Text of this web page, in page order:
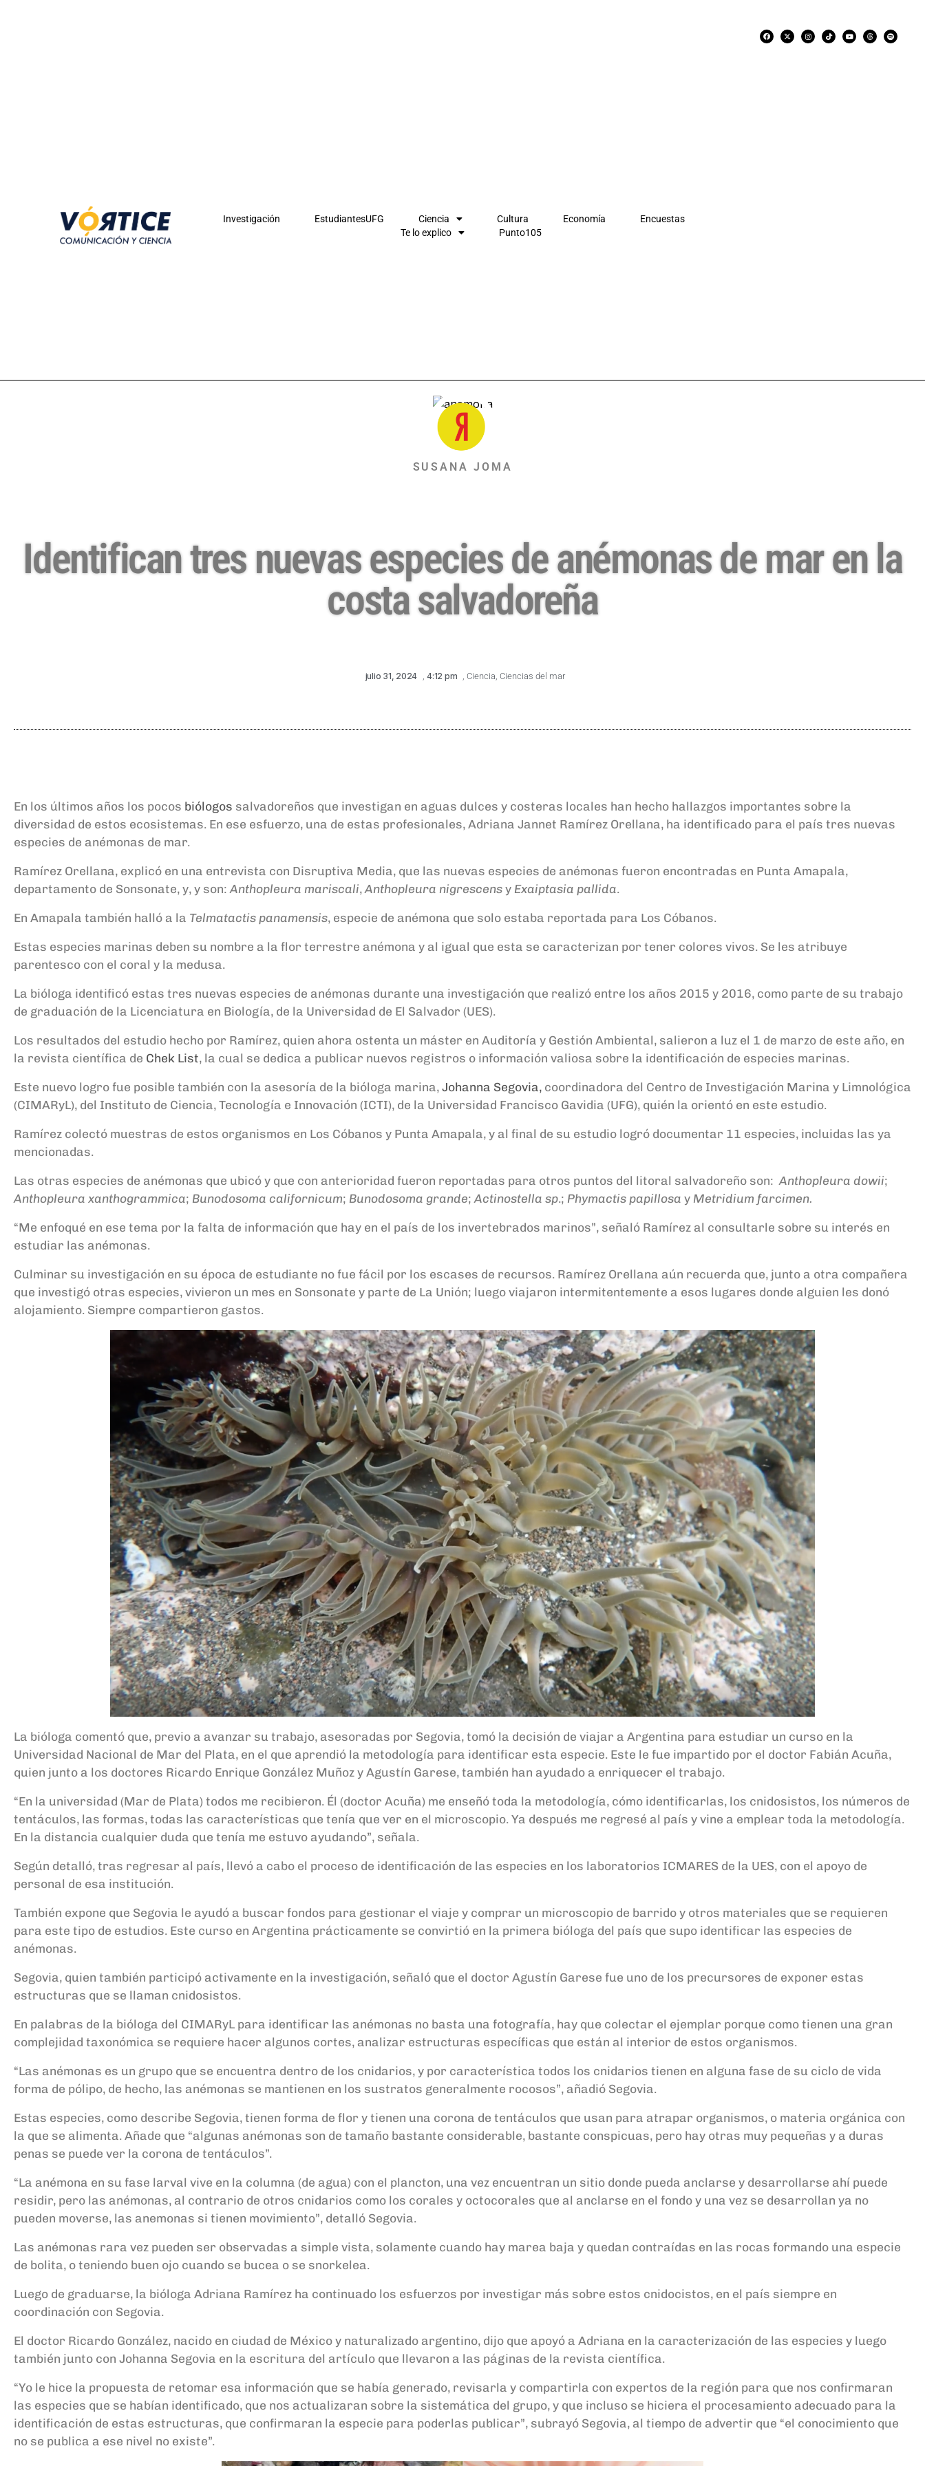
Investigación EstudiantesUFG Ciencia Cultura Economía
Encuestas
Te lo explico
Punto105
SUSANA JOMA
Identifican tres nuevas especies de anémonas de mar en la
costa salvadoreña
julio 31, 2024 4:12 pm Ciencia ,Ciencias del mar
En los últimos años los pocos biólogos salvadoreños que investigan en aguas dulces y costeras locales han hecho hallazgos importantes sobre la
diversidad de estos ecosistemas. En ese esfuerzo, una de estas profesionales, Adriana Jannet Ramírez Orellana, ha identificado para el país tres nuevas
especies de anémonas de mar.
Ramírez Orellana, explicó en una entrevista con Disruptiva Media, que las nuevas especies de anémonas fueron encontradas en Punta Amapala,
departamento de Sonsonate, y, y son: Anthopleura mariscali,Anthopleura nigrescensy Exaiptasia pallida.
En Amapala también halló a la Telmatactis panamensis, especie de anémona que solo estaba reportada para Los Cóbanos.
Estas especies marinas deben su nombre a la flor terrestre anémona y al igual que esta se caracterizan por tener colores vivos. Se les atribuye
parentesco con el coral y la medusa.
La bióloga identificó estas tres nuevas especies de anémonas durante una investigación que realizó entre los años 2015 y 2016, como parte de su trabajo
de graduación de la Licenciatura en Biología, de la Universidad de El Salvador (UES).
Los resultados del estudio hecho por Ramírez, quien ahora ostenta un máster en Auditoría y Gestión Ambiental, salieron a luz el 1 de marzo de este año, en
la revista científica de Chek List, la cual se dedica a publicar nuevos registros o información valiosa sobre la identificación de especies marinas.
Este nuevo logro fue posible también con la asesoría de la bióloga marina,Johanna Segovia, coordinadora del Centro de Investigación Marina y Limnológica
(CIMARyL), del Instituto de Ciencia, Tecnología e Innovación (ICTI), de la Universidad Francisco Gavidia (UFG), quién la orientó en este estudio.
Ramírez colectó muestras de estos organismos en Los Cóbanos y Punta Amapala, y al final de su estudio logró documentar 11 especies, incluidas las ya
mencionadas.
Las otras especies de anémonas que ubicó y que con anterioridad fueron reportadas para otros puntos del litoral salvadoreño son: Anthopleura dowii;
Anthopleura xanthogrammica; Bunodosoma californicum; Bunodosoma grande; Actinostella sp.; Phymactis papillosa y Metridium farcimen.
“Me enfoqué en ese tema por la falta de información que hay en el país de los invertebrados marinos”, señaló Ramírez al consultarle sobre su interés en
estudiar las anémonas.
Culminar su investigación en su época de estudiante no fue fácil por los escases de recursos. Ramírez Orellana aún recuerda que, junto a otra compañera
que investigó otras especies, vivieron un mes en Sonsonate y parte de La Unión; luego viajaron intermitentemente a esos lugares donde alguien les donó
alojamiento. Siempre compartieron gastos.
La bióloga comentó que, previo a avanzar su trabajo, asesoradas por Segovia, tomó la decisión de viajar a Argentina para estudiar un curso en la
Universidad Nacional de Mar del Plata, en el que aprendió la metodología para identificar esta especie. Este le fue impartido por el doctor Fabián Acuña,
quien junto a los doctores Ricardo Enrique González Muñoz y Agustín Garese, también han ayudado a enriquecer el trabajo.
“En la universidad (Mar de Plata) todos me recibieron. Él (doctor Acuña) me enseñó toda la metodología, cómo identificarlas, los cnidosistos, los números de
tentáculos, las formas, todas las características que tenía que ver en el microscopio. Ya después me regresé al país y vine a emplear toda la metodología.
En la distancia cualquier duda que tenía me estuvo ayudando”, señala.
Según detalló, tras regresar al país, llevó a cabo el proceso de identificación de las especies en los laboratorios ICMARES de la UES, con el apoyo de
personal de esa institución.
También expone que Segovia le ayudó a buscar fondos para gestionar el viaje y comprar un microscopio de barrido y otros materiales que se requieren
para este tipo de estudios. Este curso en Argentina prácticamente se convirtió en la primera bióloga del país que supo identificar las especies de
anémonas.
Segovia, quien también participó activamente en la investigación, señaló que el doctor Agustín Garese fue uno de los precursores de exponer estas
estructuras que se llaman cnidosistos.
En palabras de la bióloga del CIMARyL para identificar las anémonas no basta una fotografía, hay que colectar el ejemplar porque como tienen una gran
complejidad taxonómica se requiere hacer algunos cortes, analizar estructuras específicas que están al interior de estos organismos.
“Las anémonas es un grupo que se encuentra dentro de los cnidarios, y por característica todos los cnidarios tienen en alguna fase de su ciclo de vida
forma de pólipo, de hecho, las anémonas se mantienen en los sustratos generalmente rocosos”, añadió Segovia.
Estas especies, como describe Segovia, tienen forma de flor y tienen una corona de tentáculos que usan para atrapar organismos, o materia orgánica con
la que se alimenta. Añade que “algunas anémonas son de tamaño bastante considerable, bastante conspicuas, pero hay otras muy pequeñas y a duras
penas se puede ver la corona de tentáculos”.
“La anémona en su fase larval vive en la columna (de agua) con el plancton, una vez encuentran un sitio donde pueda anclarse y desarrollarse ahí puede
residir, pero las anémonas, al contrario de otros cnidarios como los corales y octocorales que al anclarse en el fondo y una vez se desarrollan ya no
pueden moverse, las anemonas si tienen movimiento”, detalló Segovia.
Las anémonas rara vez pueden ser observadas a simple vista, solamente cuando hay marea baja y quedan contraídas en las rocas formando una especie
de bolita, o teniendo buen ojo cuando se bucea o se snorkelea.
Luego de graduarse, la bióloga Adriana Ramírez ha continuado los esfuerzos por investigar más sobre estos cnidocistos, en el país siempre en
coordinación con Segovia.
El doctor Ricardo González, nacido en ciudad de México y naturalizado argentino, dijo que apoyó a Adriana en la caracterización de las especies y luego
también junto con Johanna Segovia en la escritura del artículo que llevaron a las páginas de la revista científica.
“Yo le hice la propuesta de retomar esa información que se había generado, revisarla y compartirla con expertos de la región para que nos confirmaran
las especies que se habían identificado, que nos actualizaran sobre la sistemática del grupo, y que incluso se hiciera el procesamiento adecuado para la
identificación de estas estructuras, que confirmaran la especie para poderlas publicar”, subrayó Segovia, al tiempo de advertir que “el conocimiento que
no se publica a ese nivel no existe”.